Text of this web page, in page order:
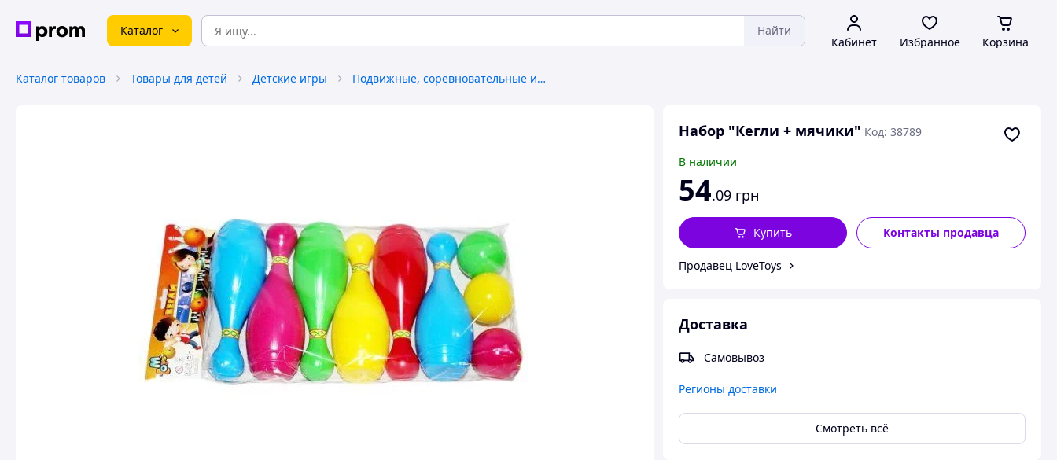
Каталог Найти
Кабинет Избранное Корзина
Каталог товаров Товары для детей Детские игры Подвижные, соревновательные игры
Набор "Кегли + мячики" Код: 38789
В наличии
54.09 грн
Контакты продавца
Купить
Продавец LoveToys
Доставка
Самовывоз
Регионы доставки
Смотреть всё